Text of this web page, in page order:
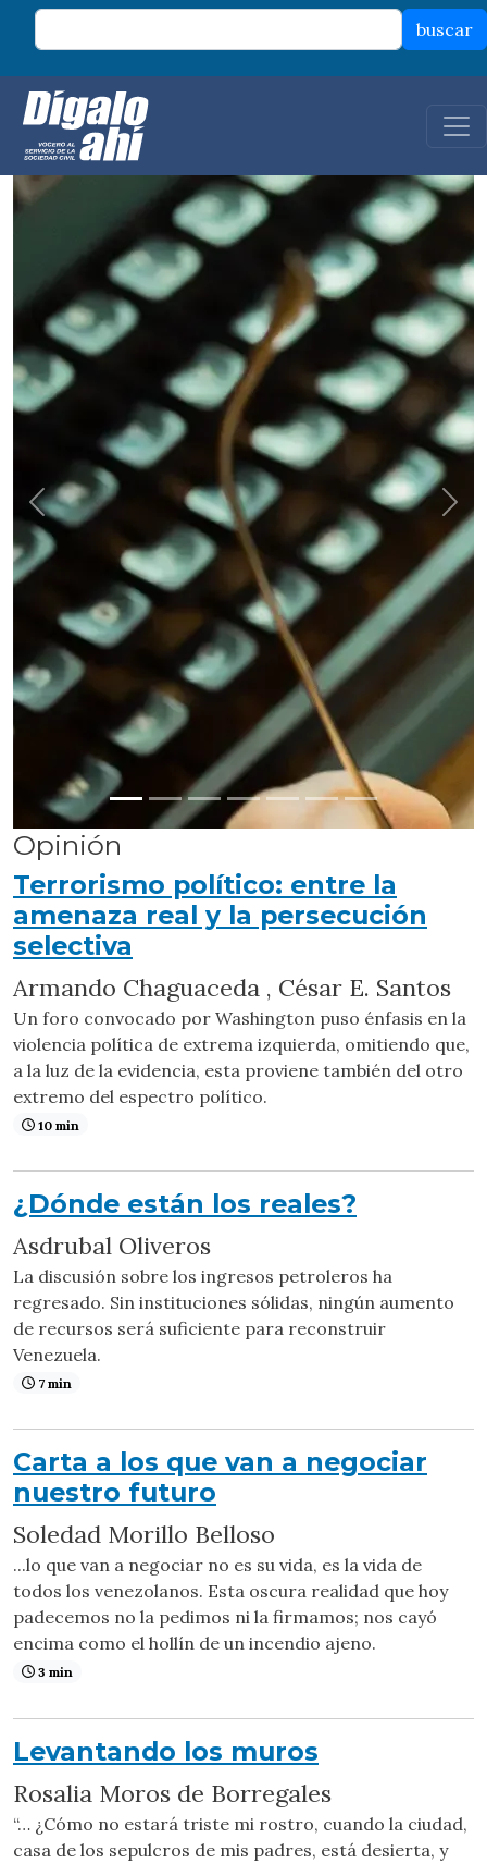
Pasar al contenido principal
buscar
Anterior
Opinión
Terrorismo político: entre la
amenaza real y la persecución
selectiva
Armando Chaguaceda , César E. Santos
Un foro convocado por Washington puso énfasis en la
violencia política de extrema izquierda, omitiendo que,
a la luz de la evidencia, esta proviene también del otro
extremo del espectro político.
10 min
¿Dónde están los reales?
Asdrubal Oliveros
La discusión sobre los ingresos petroleros ha
regresado. Sin instituciones sólidas, ningún aumento
de recursos será suficiente para reconstruir
Venezuela.
7 min
Carta a los que van a negociar
nuestro futuro
Soledad Morillo Belloso
...lo que van a negociar no es su vida, es la vida de
todos los venezolanos. Esta oscura realidad que hoy
padecemos no la pedimos ni la firmamos; nos cayó
encima como el hollín de un incendio ajeno.
3 min
Levantando los muros
Rosalia Moros de Borregales
“… ¿Cómo no estará triste mi rostro, cuando la ciudad,
casa de los sepulcros de mis padres, está desierta, y